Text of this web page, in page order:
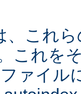
、これ
これを
ァイル